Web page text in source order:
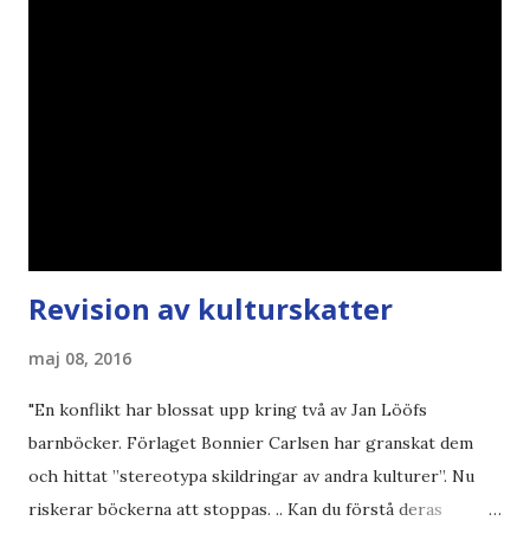
Revision av kulturskatter
maj 08, 2016
"En konflikt har blossat upp kring två av Jan Lööfs
barnböcker. Förlaget Bonnier Carlsen har granskat dem
och hittat ”stereotypa skildringar av andra kulturer”. Nu
riskerar böckerna att stoppas. .. Kan du förstå deras